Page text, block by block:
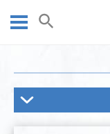
חיפוש